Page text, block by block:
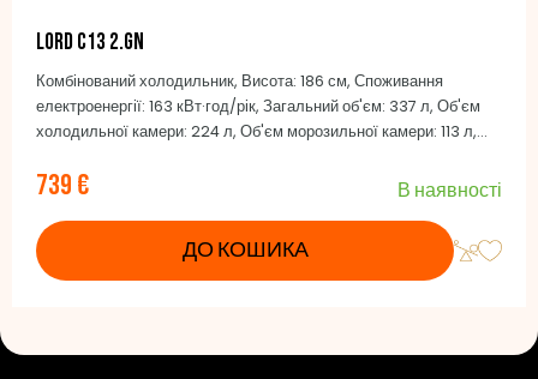
Lord C13 2.GN
Комбінований холодильник, Висота: 186 см, Споживання
електроенергії: 163 кВт·год/рік, Загальний об'єм: 337 л, Об'єм
холодильної камери: 224 л, Об'єм морозильної камери: 113 л,
до +43°C), Автоматичне розморожування NoFrost, Інверторний
сталь, Колір боковини: сірий
739 € В наявності
ДО КОШИКА